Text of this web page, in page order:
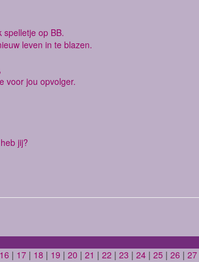
spelletje op BB.
leven in te blazen.
voor jou opvolger.
jij?
16 | 17 | 18 | 19 | 20 | 21 | 22 | 23 | 24 | 25 | 26 | 27